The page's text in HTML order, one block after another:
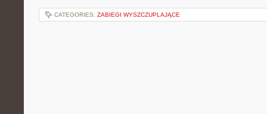
CATEGORIES: ZABIEGI WYSZCZUPLAJĄCE